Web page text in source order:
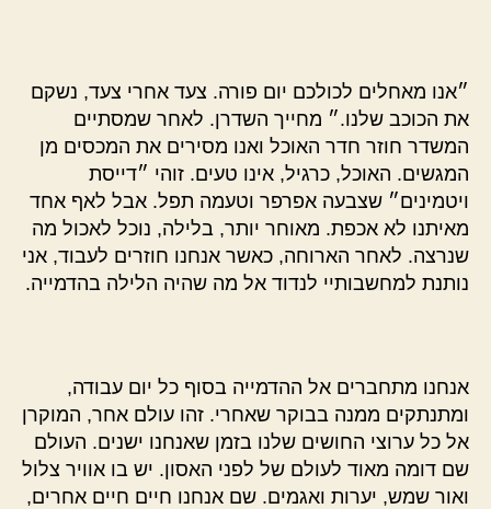
״אנו מאחלים לכולכם יום פורה. צעד אחרי צעד, נשקם
את הכוכב שלנו.״ מחייך השדרן. לאחר שמסתיים
המשדר חוזר חדר האוכל ואנו מסירים את המכסים מן
המגשים. האוכל, כרגיל, אינו טעים. זוהי ״דייסת
ויטמינים״ שצבעה אפרפר וטעמה תפל. אבל לאף אחד
מאיתנו לא אכפת. מאוחר יותר, בלילה, נוכל לאכול מה
שנרצה. לאחר הארוחה, כאשר אנחנו חוזרים לעבוד, אני
נותנת למחשבותיי לנדוד אל מה שהיה הלילה בהדמייה.
אנחנו מתחברים אל ההדמייה בסוף כל יום עבודה,
ומתנתקים ממנה בבוקר שאחרי. זהו עולם אחר, המוקרן
אל כל ערוצי החושים שלנו בזמן שאנחנו ישנים. העולם
שם דומה מאוד לעולם של לפני האסון. יש בו אוויר צלול
ואור שמש, יערות ואגמים. שם אנחנו חיים חיים אחרים,